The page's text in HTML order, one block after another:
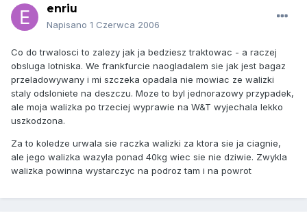
enriu
Napisano 1 Czerwca 2006
Co do trwalosci to zalezy jak ja bedziesz traktowac - a raczej
obsluga lotniska. We frankfurcie naogladalem sie jak jest bagaz
przeladowywany i mi szczeka opadala nie mowiac ze walizki
staly odsloniete na deszczu. Moze to byl jednorazowy przypadek,
ale moja walizka po trzeciej wyprawie na W&T wyjechala lekko
uszkodzona.
Za to koledze urwala sie raczka walizki za ktora sie ja ciagnie,
ale jego walizka wazyla ponad 40kg wiec sie nie dziwie. Zwykla
walizka powinna wystarczyc na podroz tam i na powrot